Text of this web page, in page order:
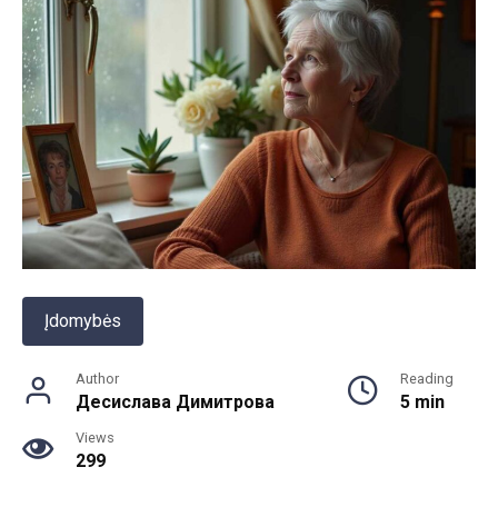
Įdomybės
Author
Десислава Димитрова
Reading
5 min
Views
299